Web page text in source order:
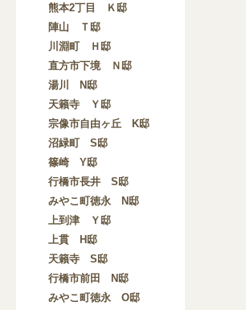
熊本2丁目 Ｋ邸
陣山 Ｔ邸
川淵町 Ｈ邸
直方市下境 Ｎ邸
湯川 N邸
天籟寺 Ｙ邸
宗像市自由ヶ丘 K邸
沼緑町 S邸
篠崎 Y邸
行橋市長井 S邸
みやこ町徳永 N邸
上到津 Ｙ邸
上貫 H邸
天籟寺 S邸
行橋市前田 N邸
みやこ町徳永 O邸